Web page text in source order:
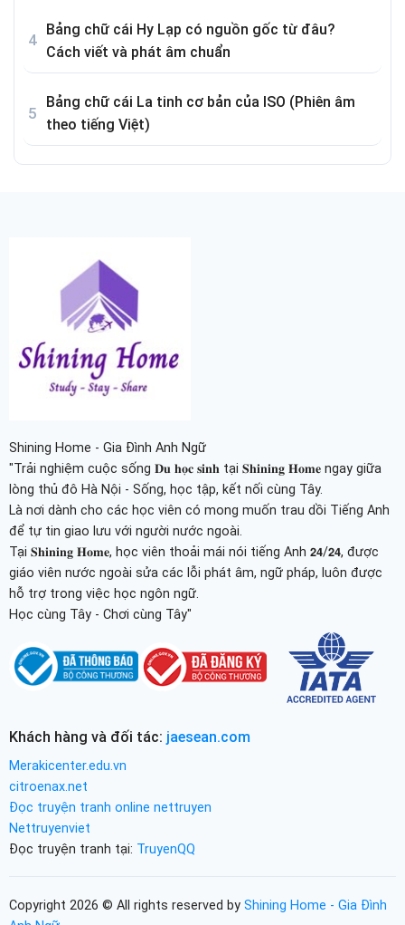
Bảng chữ cái Hy Lạp có nguồn gốc từ đâu?
Cách viết và phát âm chuẩn
Bảng chữ cái La tinh cơ bản của ISO (Phiên âm
theo tiếng Việt)
Shining Home - Gia Đình Anh Ngữ
"Trải nghiệm cuộc sống 𝐃𝐮 𝐡𝐨̣𝐜 𝐬𝐢𝐧𝐡 tại 𝐒𝐡𝐢𝐧𝐢𝐧𝐠 𝐇𝐨𝐦𝐞 ngay giữa
lòng thủ đô Hà Nội - Sống, học tập, kết nối cùng Tây.
Là nơi dành cho các học viên có mong muốn trau dồi Tiếng Anh
để tự tin giao lưu với người nước ngoài.
Tại 𝐒𝐡𝐢𝐧𝐢𝐧𝐠 𝐇𝐨𝐦𝐞, học viên thoải mái nói tiếng Anh 𝟮𝟰/𝟮𝟰, được
giáo viên nước ngoài sửa các lỗi phát âm, ngữ pháp, luôn được
hỗ trợ trong việc học ngôn ngữ.
Học cùng Tây - Chơi cùng Tây"
Khách hàng và đối tác: jaesean.com
Merakicenter.edu.vn
citroenax.net
Đọc truyện tranh online nettruyen
Nettruyenviet
Đọc truyện tranh tại: TruyenQQ
Copyright 2026 © All rights reserved by Shining Home - Gia Đình